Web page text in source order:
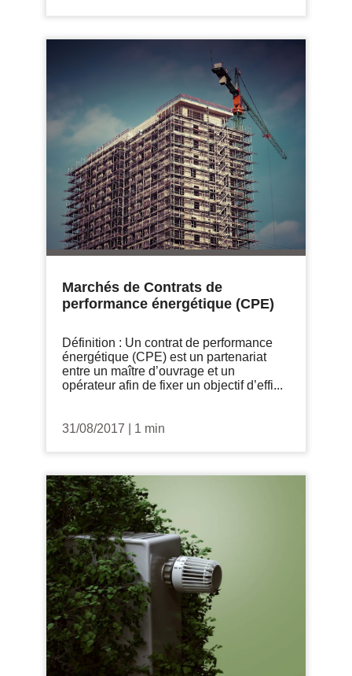
Marchés de Contrats de
performance énergétique (CPE)
Définition : Un contrat de performance
énergétique (CPE) est un partenariat
entre un maître d’ouvrage et un
opérateur afin de fixer un objectif d’effi...
31/08/2017 1 min